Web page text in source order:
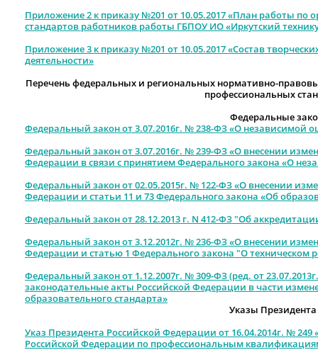
Приложение 2 к приказу №201 от 10.05.2017 «План работы
стандартов работников работы ГБПОУ ИО «Иркутский
Приложение 3 к приказу №201 от 10.05.2017 «Состав
деятельности»
Перечень федеральных и региональных нормативно-
профессиональных
Федеральные
Федеральный закон от 3.07.2016г. № 238-ФЗ «О независимой
Федеральный закон от 3.07.2016г. № 239-ФЗ «О внесении
Федерации в связи с принятием Федерального закона «О
Федеральный закон от 02.05.2015г. № 122-ФЗ «О внесении
Федерации и статьи 11 и 73 Федерального закона «Об
Федеральный закон от 28.12.2013 г. N 412-ФЗ "Об
Федеральный закон от 3.12.2012г. № 236-ФЗ «О внесении
Федерации и статью 1 Федерального закона "О техническом
Федеральный закон от 1.12.2007г. № 309-ФЗ (ред. от
законодательные акты Российской Федерации в части
образовательного стандарта»
Указы
Указ Президента Российской Федерации от 16.04.2014г. №
Российской Федерации по профессиональным